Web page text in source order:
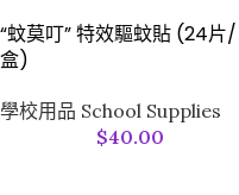
“蚊莫叮” 特效驅蚊貼 (24片/
盒)
學校用品 School Supplies
$40.00